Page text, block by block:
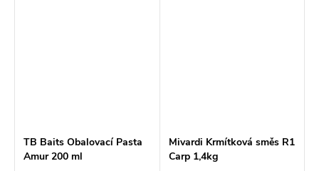
TB Baits Obalovací Pasta
Amur 200 ml
Mivardi Krmítková směs R1
Carp 1,4kg